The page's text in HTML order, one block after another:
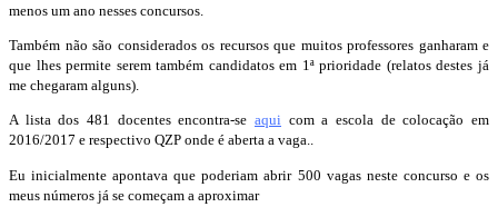
menos um ano nesses concursos.
Também não são considerados os recursos que muitos professores ganharam e
que lhes permite serem também candidatos em 1ª prioridade (relatos destes já
me chegaram alguns).
A lista dos 481 docentes encontra-se aqui com a escola de colocação em
2016/2017 e respectivo QZP onde é aberta a vaga..
Eu inicialmente apontava que poderiam abrir 500 vagas neste concurso e os
meus números já se começam a aproximar